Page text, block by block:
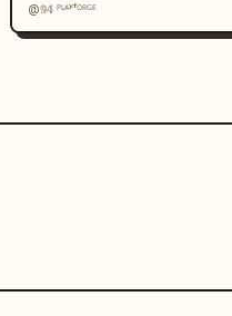
@𝟡𝟜 ᴾᴸᴬʸᶠᴼᴿᴳᴱ